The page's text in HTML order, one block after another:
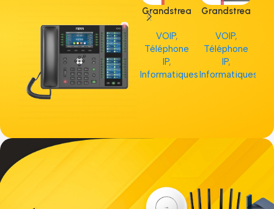
Grandstrea
m GRP2613
VOIP,
Téléphone
IP,
Informatiques
Grandstrea
VOIP,
Téléphone
IP,
Informatiques